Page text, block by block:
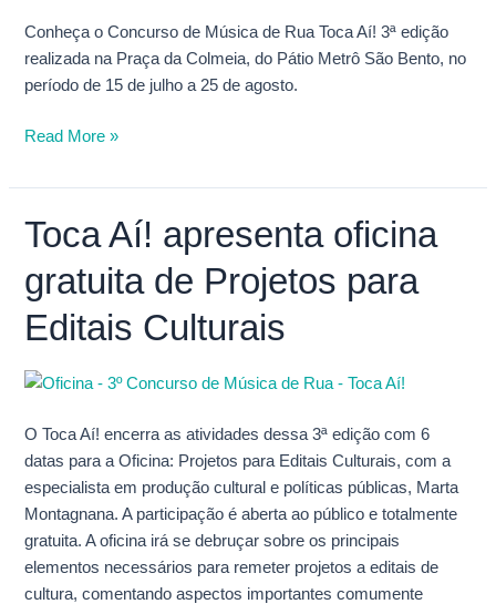
Conheça o Concurso de Música de Rua Toca Aí! 3ª edição
realizada na Praça da Colmeia, do Pátio Metrô São Bento, no
período de 15 de julho a 25 de agosto.
Rua
–
Toca
Read More »
Toca Aí! apresenta oficina
gratuita de Projetos para
Editais Culturais
O Toca Aí! encerra as atividades dessa 3ª edição com 6
datas para a Oficina: Projetos para Editais Culturais, com a
especialista em produção cultural e políticas públicas, Marta
Montagnana. A participação é aberta ao público e totalmente
gratuita. A oficina irá se debruçar sobre os principais
elementos necessários para remeter projetos a editais de
cultura, comentando aspectos importantes comumente
Toca
Aí!
apresenta
oficina
gratuita
Projetos
Editais
Culturais